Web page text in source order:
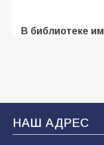
В библиотеке
В Батайске
108
НАШ АДРЕС